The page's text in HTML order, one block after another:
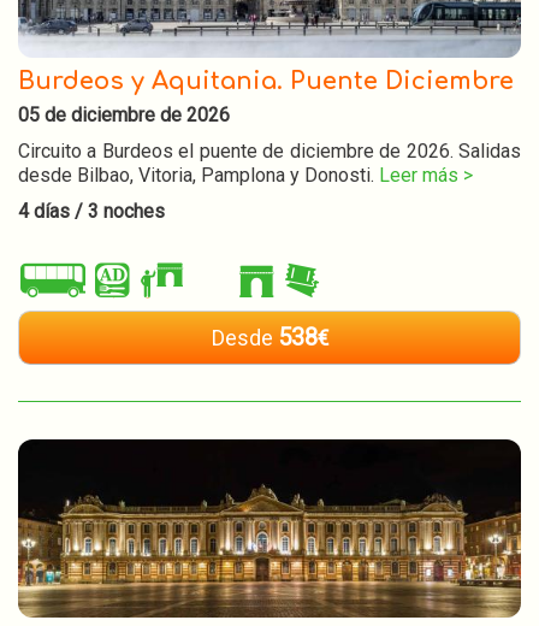
Burdeos y Aquitania. Puente Diciembre
05 de diciembre de 2026
Circuito a Burdeos el puente de diciembre de 2026. Salidas
desde Bilbao, Vitoria, Pamplona y Donosti. Leer más >
4 días / 3 noches
Desde 538€